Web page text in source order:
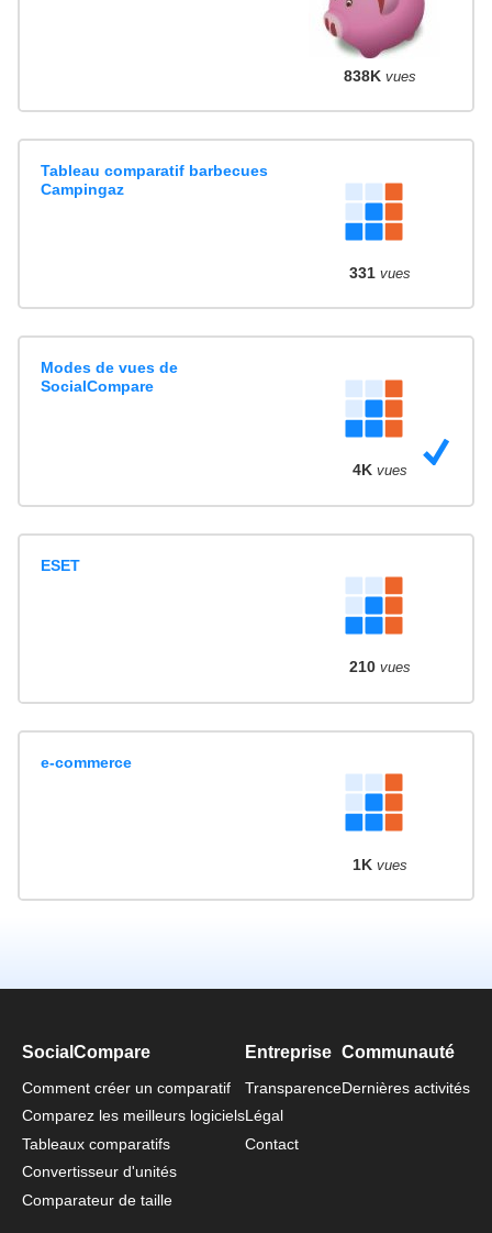
838K vues
Tableau comparatif barbecues
Campingaz
331 vues
Modes de vues de
SocialCompare
4K vues
ESET
210 vues
e-commerce
1K vues
SocialCompare
Comment créer un comparatif
Comparez les meilleurs logiciels
Tableaux comparatifs
Convertisseur d'unités
Comparateur de taille
Entreprise
Transparence
Légal
Contact
Communauté
Dernières activités